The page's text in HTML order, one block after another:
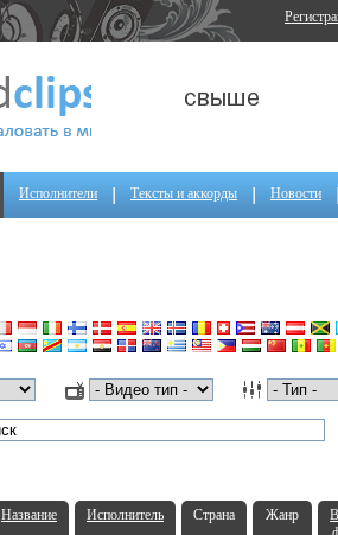
Исполнители Тексты и аккорды Новости
Название Исполнитель Страна Жанр